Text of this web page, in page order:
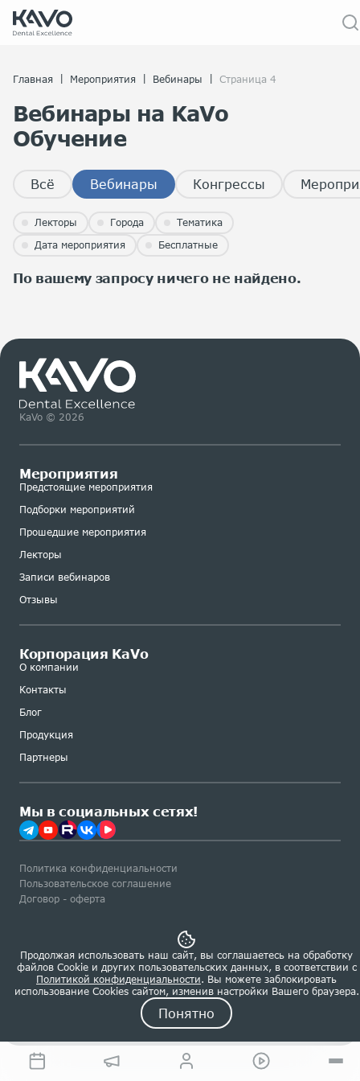
Главная Мероприятия Вебинары Страница 4
Вебинары на KaVo
Обучение
Всё Вебинары Конгрессы
Лекторы Города
Тематика
Дата мероприятия
Бесплатные
По вашему запросу ничего не найдено.
KaVo © 2026
Мероприятия
Предстоящие мероприятия
Подборки мероприятий
Прошедшие мероприятия
Лекторы
Записи вебинаров
Отзывы
Корпорация KaVo
О компании
Контакты
Блог
Продукция
Партнеры
Мы в социальных сетях!
Политика конфиденциальности
Пользовательское соглашение
Договор - оферта
Сделано в Роконт
Продолжая использовать наш сайт, вы соглашаетесь на обработку
файлов Сookie и других пользовательских данных, в соответствии с
Политикой конфиденциальности. Вы можете заблокировать
использование Cookies сайтом, изменив настройки Вашего браузера.
Понятно